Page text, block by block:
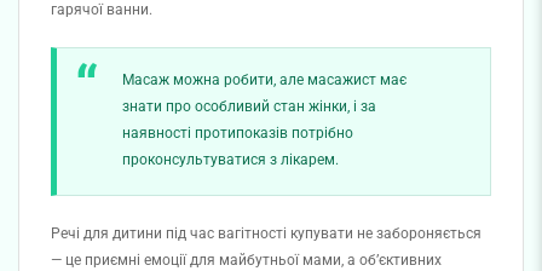
гарячої ванни.
Масаж можна робити, але масажист має
знати про особливий стан жінки, і за
наявності протипоказів потрібно
проконсультуватися з лікарем.
Речі для дитини під час вагітності купувати не забороняється
— це приємні емоції для майбутньої мами, а об’єктивних